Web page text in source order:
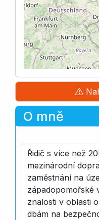
O mně
Řidič s více než
mezinárodní
zaměstnání na
západopomořské
znalosti v oblasti
dbám na